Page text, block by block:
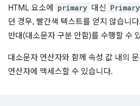
HTML 요소에 primary 대신 Primary
던 경우, 빨간색 텍스트를 얻지 않습니다.
반대(대소문자 구분 안함)를 수행할 수
대소문자 연산자와 함께 속성 값 내의
연산자에 액세스할 수 있습니다.